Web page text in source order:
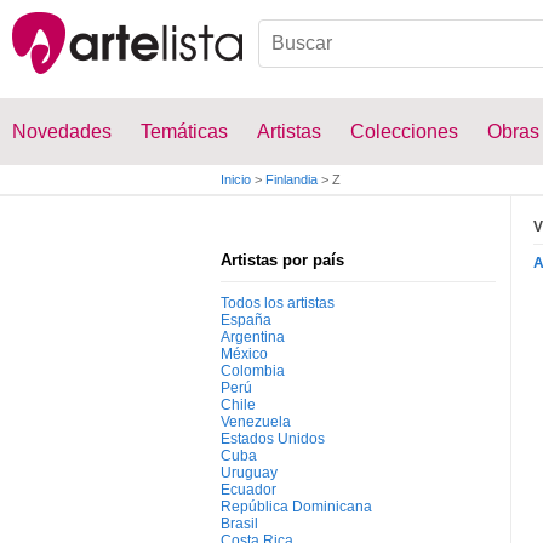
Novedades Temáticas Artistas Colecciones
Inicio > Finlandia > Z
Artistas por país
Todos los artistas
España
Argentina
México
Colombia
Perú
Chile
Venezuela
Estados Unidos
Cuba
Uruguay
Ecuador
República Dominicana
Brasil
A